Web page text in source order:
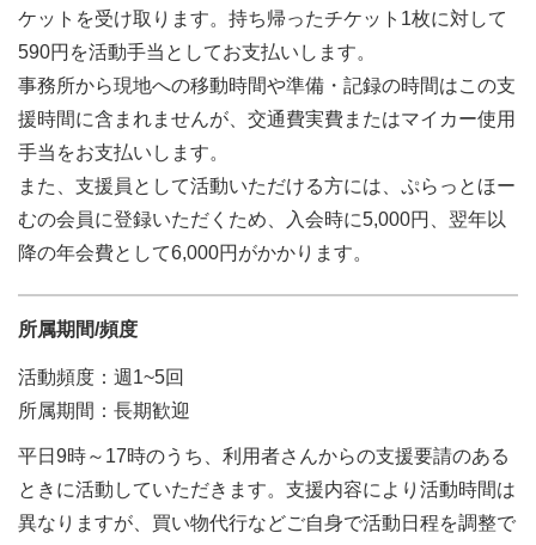
ケットを受け取ります。持ち帰ったチケット1枚に対して
590円を活動手当としてお支払いします。
事務所から現地への移動時間や準備・記録の時間はこの支
援時間に含まれませんが、交通費実費またはマイカー使用
手当をお支払いします。
また、支援員として活動いただける方には、ぷらっとほー
むの会員に登録いただくため、入会時に5,000円、翌年以
降の年会費として6,000円がかかります。
所属期間/頻度
活動頻度：週1~5回
所属期間：長期歓迎
平日9時～17時のうち、利用者さんからの支援要請のある
ときに活動していただきます。支援内容により活動時間は
異なりますが、買い物代行などご自身で活動日程を調整で